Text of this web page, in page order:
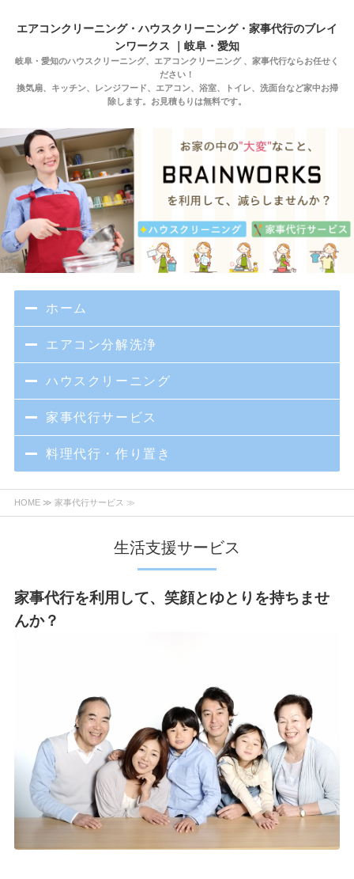
エアコンクリーニング・ハウスクリーニング・家事代行のブレイ
ンワークス ｜岐阜・愛知
岐阜・愛知のハウスクリーニング、エアコンクリーニング 、家事代行ならお任せく
ださい！
換気扇、キッチン、レンジフード、エアコン、浴室、トイレ、洗面台など家中お掃
除します。お見積もりは無料です。
ホーム
エアコン分解洗浄
ハウスクリーニング
家事代行サービス
料理代行・作り置き
HOME≫ 家事代行サービス ≫
生活支援サービス
家事代行を利用して、笑顔とゆとりを持ちませ
んか？